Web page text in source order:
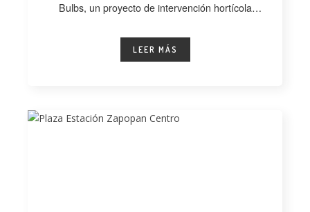
Bulbs, un proyecto de intervención hortícola
LEER MÁS